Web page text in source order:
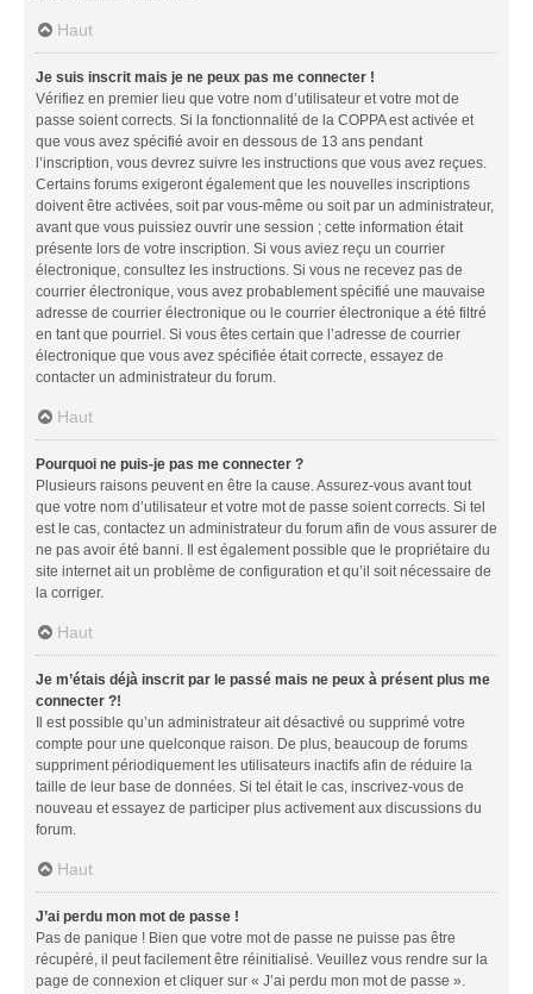
Haut
Je suis inscrit mais je ne peux pas me connecter !
Vérifiez en premier lieu que votre nom d’utilisateur et votre mot de
passe soient corrects. Si la fonctionnalité de la COPPA est activée et
que vous avez spécifié avoir en dessous de 13 ans pendant
l’inscription, vous devrez suivre les instructions que vous avez reçues.
Certains forums exigeront également que les nouvelles inscriptions
doivent être activées, soit par vous-même ou soit par un administrateur,
avant que vous puissiez ouvrir une session ; cette information était
présente lors de votre inscription. Si vous aviez reçu un courrier
électronique, consultez les instructions. Si vous ne recevez pas de
courrier électronique, vous avez probablement spécifié une mauvaise
adresse de courrier électronique ou le courrier électronique a été filtré
en tant que pourriel. Si vous êtes certain que l’adresse de courrier
électronique que vous avez spécifiée était correcte, essayez de
contacter un administrateur du forum.
Haut
Pourquoi ne puis-je pas me connecter ?
Plusieurs raisons peuvent en être la cause. Assurez-vous avant tout
que votre nom d’utilisateur et votre mot de passe soient corrects. Si tel
est le cas, contactez un administrateur du forum afin de vous assurer de
ne pas avoir été banni. Il est également possible que le propriétaire du
site internet ait un problème de configuration et qu’il soit nécessaire de
la corriger.
Haut
Je m’étais déjà inscrit par le passé mais ne peux à présent plus me
connecter ?!
Il est possible qu’un administrateur ait désactivé ou supprimé votre
compte pour une quelconque raison. De plus, beaucoup de forums
suppriment périodiquement les utilisateurs inactifs afin de réduire la
taille de leur base de données. Si tel était le cas, inscrivez-vous de
nouveau et essayez de participer plus activement aux discussions du
forum.
Haut
J’ai perdu mon mot de passe !
Pas de panique ! Bien que votre mot de passe ne puisse pas être
récupéré, il peut facilement être réinitialisé. Veuillez vous rendre sur la
page de connexion et cliquer sur « J’ai perdu mon mot de passe ».